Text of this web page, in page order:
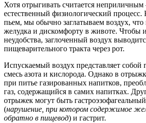
Хотя отрыгивать считается
естественный физиологический
пьем, мы обычно заглатываем воздух,
желудка и дискомфорту в животе. Чтобы
неудобства, заглоченный воздух
пищеварительного тракта через рот.
Испускаемый воздух представляет собой
смесь азота и кислорода. Однако в
при питье газированных напитков,
газ, содержащийся в самих напитках.
отрыжек могут быть
(нарушение, при котором содержимое
обратно в пищевод) и гастрит.